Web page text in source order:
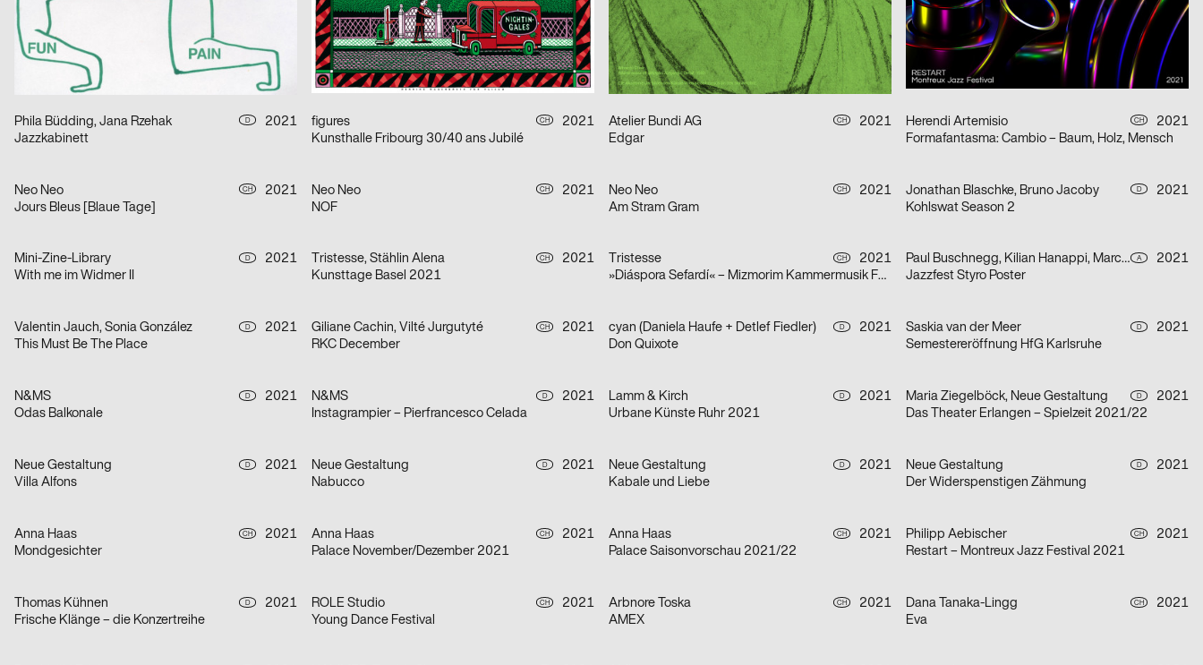
Claudiabasel Grafik & Interaktion CH
2021
S AM Accsess for all
Claudiabasel Grafik & Interaktion CH
2021
Die Nase
Balmer Hählen CH
2021
Foreign Agent – Live Bold
Balmer Hählen CH
2021
Fabienne Levy – Romane De Watteville
Phila Büdding, Jana Rzehak D
2021
Jazzkabinett
figures CH
2021
Kunsthalle Fribourg 30/40 ans Jubilé
Atelier Bundi AG CH
2021
Edgar
Herendi Artemisio CH
2021
Formafantasma: Cambio – Baum, Holz, Mensch
Neo Neo CH
2021
Jours Bleus [Blaue Tage]
Neo Neo CH
2021
NOF
Neo Neo CH
2021
Am Stram Gram
Jonathan Blaschke, Bruno Jacoby D
2021
Kohlswat Season 2
Mini-Zine-Library D
2021
With me im Widmer II
Tristesse, Stählin Alena CH
2021
Kunsttage Basel 2021
Tristesse CH
2021
»Diáspora Sefardí« – Mizmorim Kammermusik Festival
Paul Buschnegg, Kilian Hanappi, Marcus Wagner A
2021
Jazzfest Styro Poster
Valentin Jauch, Sonia González D
2021
This Must Be The Place
Giliane Cachin, Vilté Jurgutyté CH
2021
RKC December
cyan (Daniela Haufe + Detlef Fiedler) D
2021
Don Quixote
Saskia van der Meer D
2021
Semestereröffnung HfG Karlsruhe
N&MS D
2021
Odas Balkonale
N&MS D
2021
Instagrampier – Pierfrancesco Celada
Lamm & Kirch D
2021
Urbane Künste Ruhr 2021
Maria Ziegelböck, Neue Gestaltung D
2021
Das Theater Erlangen – Spielzeit 2021/22
Neue Gestaltung D
2021
Villa Alfons
Neue Gestaltung D
2021
Nabucco
Neue Gestaltung D
2021
Kabale und Liebe
Neue Gestaltung D
2021
Der Widerspenstigen Zähmung
Anna Haas CH
2021
Mondgesichter
Anna Haas CH
2021
Palace November/Dezember 2021
Anna Haas CH
2021
Palace Saisonvorschau 2021/22
Philipp Aebischer CH
2021
Restart – Montreux Jazz Festival 2021
Thomas Kühnen D
2021
Frische Klänge – die Konzertreihe
ROLE Studio CH
2021
Young Dance Festival
Arbnore Toska CH
2021
AMEX
Dana Tanaka-Lingg CH
2021
Eva